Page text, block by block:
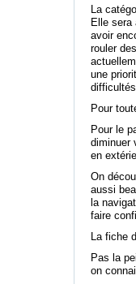
La
Elle sera
avoir
rouler
une
Pour
Pour le
diminuer
en
On
aussi
la
faire
La fiche
Pas la
on